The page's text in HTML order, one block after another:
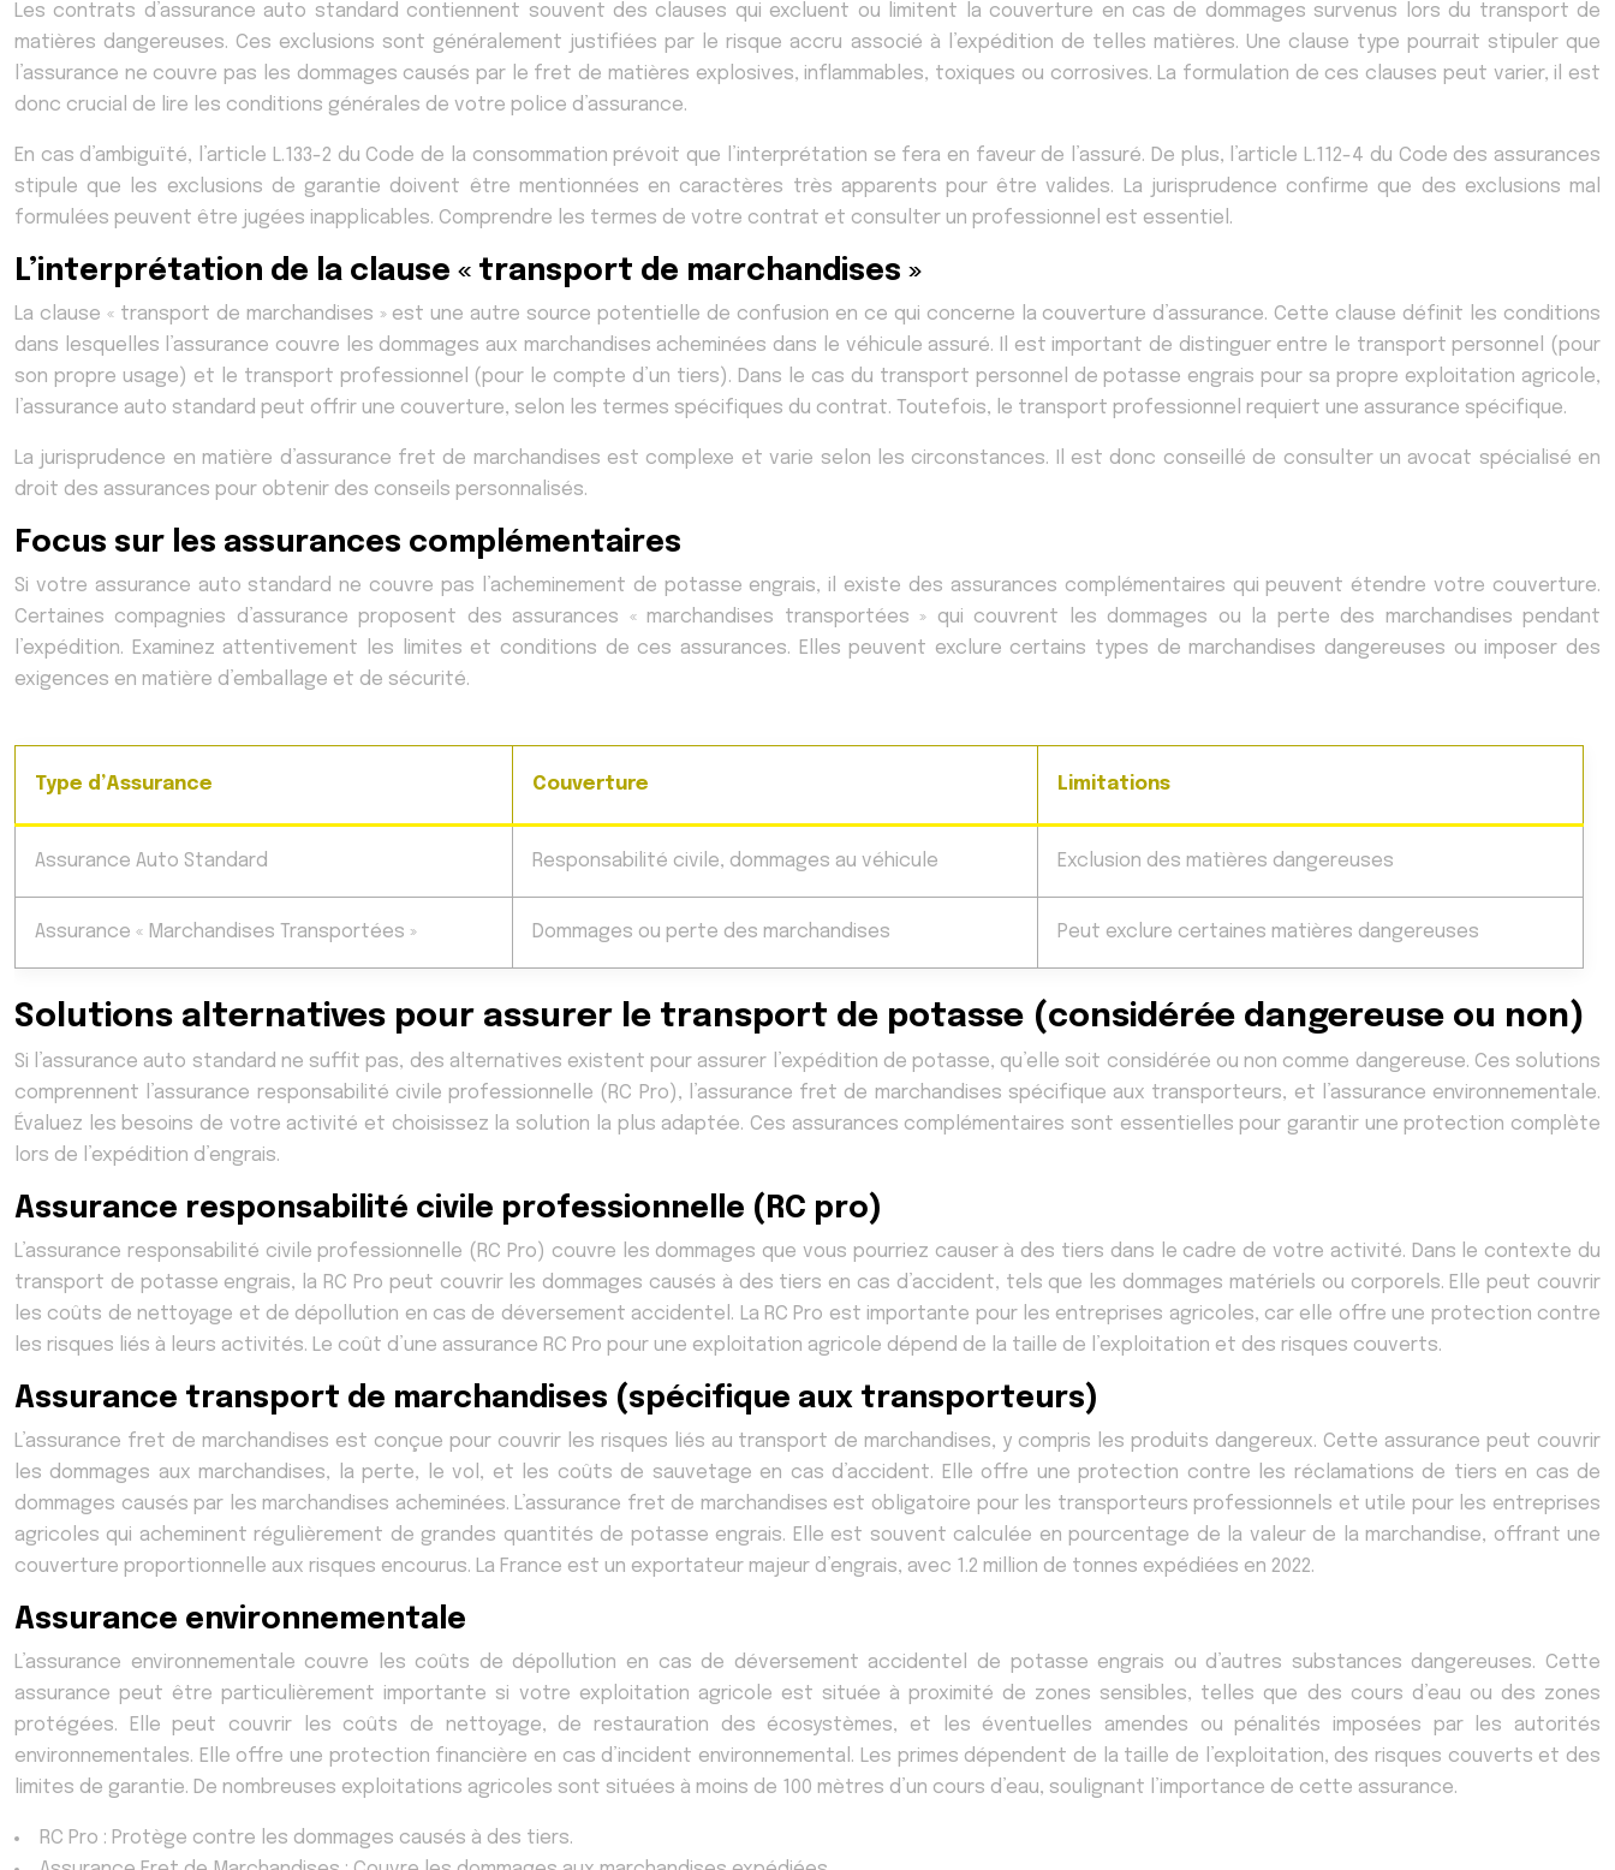
Les contrats d’assurance auto standard contiennent souvent des clauses qui excluent ou limitent la couverture en cas de dommages survenus lors du transport de
matières dangereuses. Ces exclusions sont généralement justifiées par le risque accru associé à l’expédition de telles matières. Une clause type pourrait stipuler que
l’assurance ne couvre pas les dommages causés par le fret de matières explosives, inflammables, toxiques ou corrosives. La formulation de ces clauses peut varier, il est
donc crucial de lire les conditions générales de votre police d’assurance.
En cas d’ambiguïté, l’article L.133-2 du Code de la consommation prévoit que l’interprétation se fera en faveur de l’assuré. De plus, l’article L.112-4 du Code des assurances
stipule que les exclusions de garantie doivent être mentionnées en caractères très apparents pour être valides. La jurisprudence confirme que des exclusions mal
formulées peuvent être jugées inapplicables. Comprendre les termes de votre contrat et consulter un professionnel est essentiel.
L’interprétation de la clause « transport de marchandises »
La clause « transport de marchandises » est une autre source potentielle de confusion en ce qui concerne la couverture d’assurance. Cette clause définit les conditions
dans lesquelles l’assurance couvre les dommages aux marchandises acheminées dans le véhicule assuré. Il est important de distinguer entre le transport personnel (pour
son propre usage) et le transport professionnel (pour le compte d’un tiers). Dans le cas du transport personnel de potasse engrais pour sa propre exploitation agricole,
l’assurance auto standard peut offrir une couverture, selon les termes spécifiques du contrat. Toutefois, le transport professionnel requiert une assurance spécifique.
La jurisprudence en matière d’assurance fret de marchandises est complexe et varie selon les circonstances. Il est donc conseillé de consulter un avocat spécialisé en
droit des assurances pour obtenir des conseils personnalisés.
Focus sur les assurances complémentaires
Si votre assurance auto standard ne couvre pas l’acheminement de potasse engrais, il existe des assurances complémentaires qui peuvent étendre votre couverture.
Certaines compagnies d’assurance proposent des assurances « marchandises transportées » qui couvrent les dommages ou la perte des marchandises pendant
l’expédition. Examinez attentivement les limites et conditions de ces assurances. Elles peuvent exclure certains types de marchandises dangereuses ou imposer des
exigences en matière d’emballage et de sécurité.
Type d’Assurance Couverture Limitations
Assurance Auto Standard Responsabilité civile, dommages au véhicule Exclusion des matières dangereuses
Assurance « Marchandises Transportées » Dommages ou perte des marchandises Peut exclure certaines matières dangereuses
Solutions alternatives pour assurer le transport de potasse (considérée dangereuse ou non)
Si l’assurance auto standard ne suffit pas, des alternatives existent pour assurer l’expédition de potasse, qu’elle soit considérée ou non comme dangereuse. Ces solutions
comprennent l’assurance responsabilité civile professionnelle (RC Pro), l’assurance fret de marchandises spécifique aux transporteurs, et l’assurance environnementale.
Évaluez les besoins de votre activité et choisissez la solution la plus adaptée. Ces assurances complémentaires sont essentielles pour garantir une protection complète
lors de l’expédition d’engrais.
Assurance responsabilité civile professionnelle (RC pro)
L’assurance responsabilité civile professionnelle (RC Pro) couvre les dommages que vous pourriez causer à des tiers dans le cadre de votre activité. Dans le contexte du
transport de potasse engrais, la RC Pro peut couvrir les dommages causés à des tiers en cas d’accident, tels que les dommages matériels ou corporels. Elle peut couvrir
les coûts de nettoyage et de dépollution en cas de déversement accidentel. La RC Pro est importante pour les entreprises agricoles, car elle offre une protection contre
les risques liés à leurs activités. Le coût d’une assurance RC Pro pour une exploitation agricole dépend de la taille de l’exploitation et des risques couverts.
Assurance transport de marchandises (spécifique aux transporteurs)
L’assurance fret de marchandises est conçue pour couvrir les risques liés au transport de marchandises, y compris les produits dangereux. Cette assurance peut couvrir
les dommages aux marchandises, la perte, le vol, et les coûts de sauvetage en cas d’accident. Elle offre une protection contre les réclamations de tiers en cas de
dommages causés par les marchandises acheminées. L’assurance fret de marchandises est obligatoire pour les transporteurs professionnels et utile pour les entreprises
agricoles qui acheminent régulièrement de grandes quantités de potasse engrais. Elle est souvent calculée en pourcentage de la valeur de la marchandise, offrant une
couverture proportionnelle aux risques encourus. La France est un exportateur majeur d’engrais, avec 1.2 million de tonnes expédiées en 2022.
Assurance environnementale
L’assurance environnementale couvre les coûts de dépollution en cas de déversement accidentel de potasse engrais ou d’autres substances dangereuses. Cette
assurance peut être particulièrement importante si votre exploitation agricole est située à proximité de zones sensibles, telles que des cours d’eau ou des zones
protégées. Elle peut couvrir les coûts de nettoyage, de restauration des écosystèmes, et les éventuelles amendes ou pénalités imposées par les autorités
environnementales. Elle offre une protection financière en cas d’incident environnemental. Les primes dépendent de la taille de l’exploitation, des risques couverts et des
limites de garantie. De nombreuses exploitations agricoles sont situées à moins de 100 mètres d’un cours d’eau, soulignant l’importance de cette assurance.
RC Pro : Protège contre les dommages causés à des tiers.